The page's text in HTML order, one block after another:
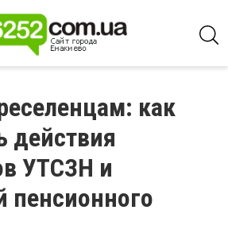
как
действия
УТСЗН и
пенсионного